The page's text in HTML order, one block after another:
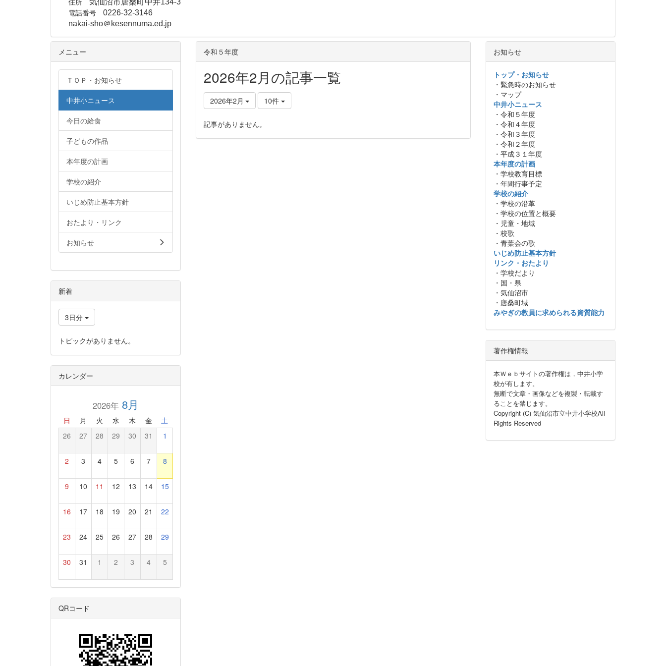
気仙沼市唐桑町中井134-3
電話番号 0226-32-3146
nakai-sho＠kesennuma.ed.jp
令和５年度
2026年2月の記事一覧
2026年2月 10件
記事がありません。
メニュー
ＴＯＰ・お知らせ
中井小ニュース
今日の給食
子どもの作品
本年度の計画
学校の紹介
いじめ防止基本方針
おたより・リンク
お知らせ
新着
3日分
トピックがありません。
カレンダー
2026年8月
日 月 火 水 木 金 土
26 27 28 29 30 31 1
2 3 4 5 6 7 8
9 10 11 12 13 14 15
16 17 18 19 20 21 22
23 24 25 26 27 28 29
30 31 1 2 3 4 5
QRコード
お知らせ
トップ・お知らせ
・緊急時のお知らせ
・マップ
中井小ニュース
・令和５年度
・令和４年度
・令和３年度
・令和２年度
・平成３１年度
本年度の計画
・学校教育目標
・年間行事予定
学校の紹介
・学校の沿革
・学校の位置と概要
・児童・地域
・校歌
・青葉会の歌
いじめ防止基本方針
リンク・おたより
・学校だより
・国・県
・気仙沼市
・唐桑町域
みやぎの教員に求められる資質能力
著作権情報
本Ｗｅｂサイトの著作権は，中井小学
校が有します。
無断で文章・画像などを複製・転載す
ることを禁じます。
Copyright (C) 気仙沼市立中井小学校All
Rights Reserved